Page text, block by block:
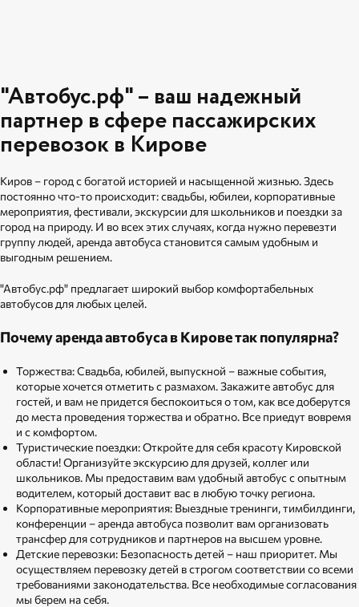
"Автобус.рф" – ваш надежный
партнер в сфере пассажирских
перевозок в Кирове
Киров – город с богатой историей и насыщенной жизнью. Здесь
постоянно что-то происходит: свадьбы, юбилеи, корпоративные
мероприятия, фестивали, экскурсии для школьников и поездки за
город на природу. И во всех этих случаях, когда нужно перевезти
группу людей, аренда автобуса становится самым удобным и
выгодным решением.
"Автобус.рф" предлагает широкий выбор комфортабельных
автобусов для любых целей.
Почему аренда автобуса в Кирове так популярна?
Торжества: Свадьба, юбилей, выпускной – важные события,
которые хочется отметить с размахом. Закажите автобус для
гостей, и вам не придется беспокоиться о том, как все доберутся
до места проведения торжества и обратно. Все приедут вовремя
и с комфортом.
Туристические поездки: Откройте для себя красоту Кировской
области! Организуйте экскурсию для друзей, коллег или
школьников. Мы предоставим вам удобный автобус с опытным
водителем, который доставит вас в любую точку региона.
Корпоративные мероприятия: Выездные тренинги, тимбилдинги,
конференции – аренда автобуса позволит вам организовать
трансфер для сотрудников и партнеров на высшем уровне.
Детские перевозки: Безопасность детей – наш приоритет. Мы
осуществляем перевозку детей в строгом соответствии со всеми
требованиями законодательства. Все необходимые согласования
мы берем на себя.